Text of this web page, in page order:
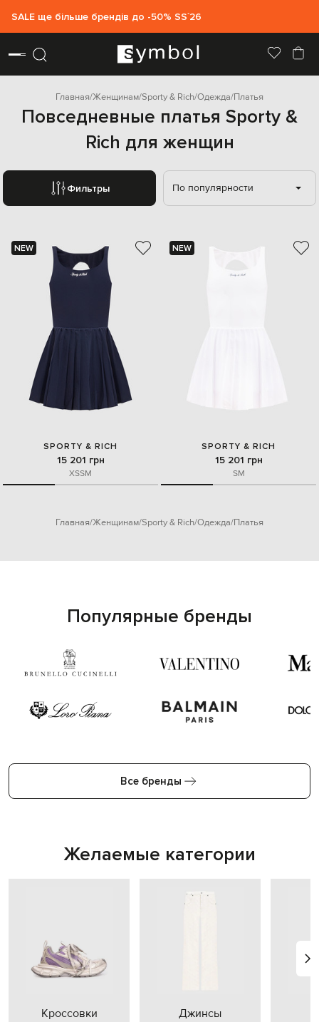
SALE ще більше брендів до -50% SS`26
Главная Женщинам Sporty & Rich Одежда Платья
Повседневные платья Sporty &
Rich для женщин
Фильтры По популярности
NEW
SPORTY & RICH
15 201 грн
XSSM
NEW
SPORTY & RICH
15 201 грн
SM
Главная Женщинам Sporty & Rich Одежда Платья
Популярные бренды
Все бренды
Желаемые категории
Кроссовки Джинсы